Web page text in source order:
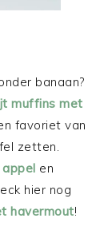
banaan?
muffins met
favoriet van
zetten.
en
hier nog
havermout!